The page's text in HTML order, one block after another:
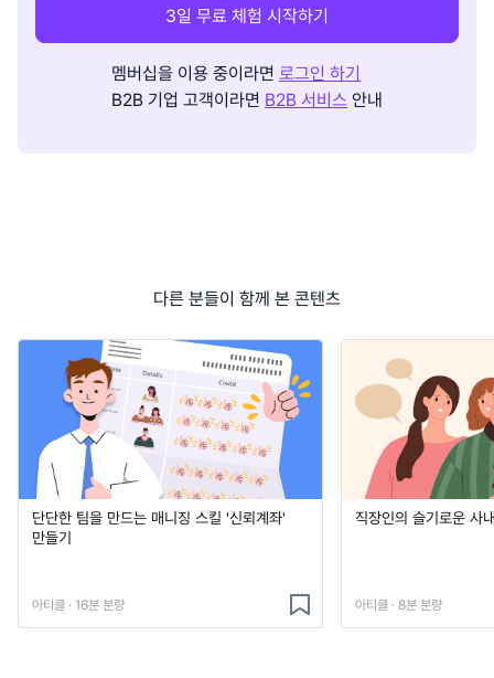
3일 무료 체험 시작하기
멤버십을 이용 중이라면 로그인 하기
B2B 기업 고객이라면 B2B 서비스 안내
다른 분들이 함께 본 콘텐츠
단단한 팀을 만드는 매니징 스킬 '신뢰계좌'
만들기
아티클 · 16분 분량
직장인의 슬기로운 사
아티클 · 8분 분량